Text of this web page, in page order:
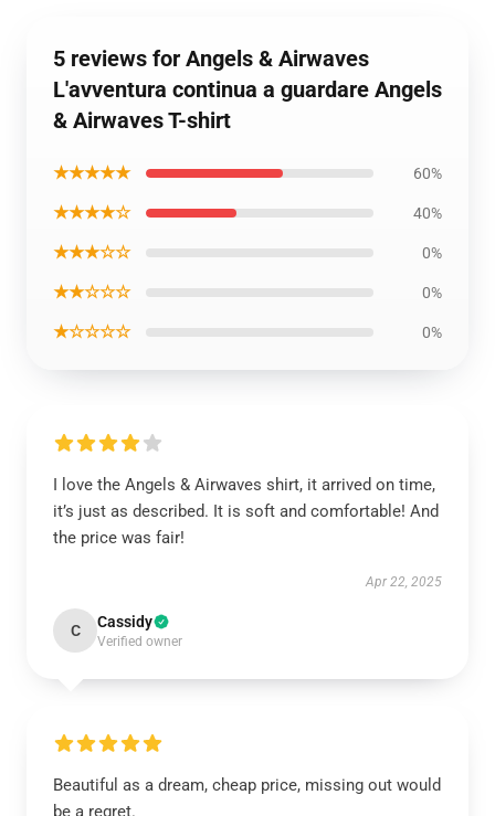
5 reviews for Angels & Airwaves
L'avventura continua a guardare Angels
& Airwaves T-shirt
★★★★★ 60%
★★★★☆ 40%
★★★☆☆ 0%
★★☆☆☆ 0%
★☆☆☆☆ 0%
I love the Angels & Airwaves shirt, it arrived on time,
it’s just as described. It is soft and comfortable! And
the price was fair!
Apr 22, 2025
C Cassidy
Verified owner
Beautiful as a dream, cheap price, missing out would
be a regret.